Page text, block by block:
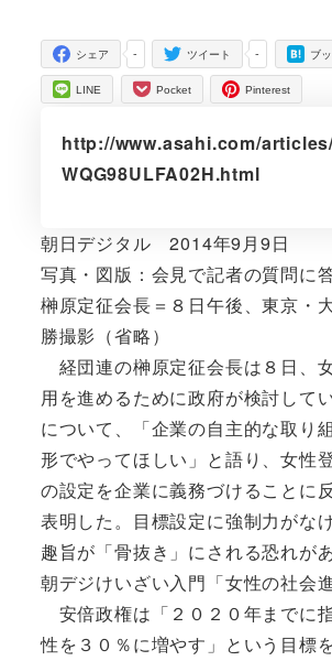
-
シェア -
ツイート ブ
LINE Pocket Pinterest
http://www.asahi.com/
WQG98ULFA02H.html
朝日デジタル 2014年9月9日
写真・図版：会見で記者の質問に
榊原定征会長＝８日午後、東京・
勝撮影（省略）
経団連の榊原定征会長は８日、
用を進めるために政府が検討して
について、「企業の自主的な取り
形でやってほしい」と語り、女性
の設定を企業に義務づけることに
表明した。目標設定に強制力がな
趣旨が「骨抜き」にされる恐れがあ
朝デジけいざい入門「女性の社会進
安倍政権は「２０２０年までに
性を３０％に増やす」という目標